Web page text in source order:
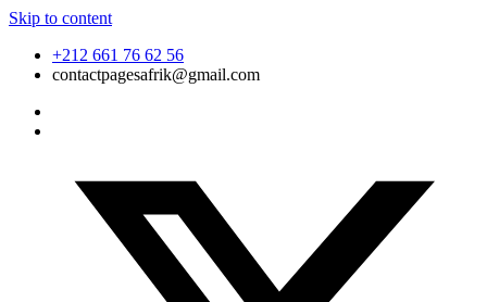
Skip to content
+212 661 76 62 56
contactpagesafrik@gmail.com